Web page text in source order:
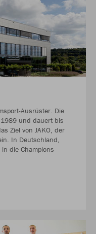
Ausrüster. Die
1989 und dauert bis
Ziel von JAKO, der
In Deutschland,
die Champions